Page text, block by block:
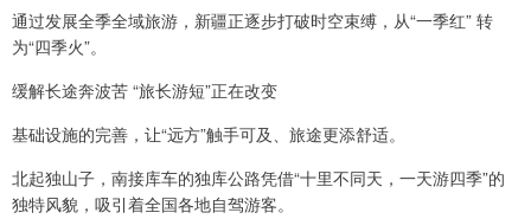
通过发展全季全域旅游，新疆正逐步打破时空束缚，从“一季红” 转
为“四季火”。
缓解长途奔波苦 “旅长游短”正在改变
基础设施的完善，让“远方”触手可及、旅途更添舒适。
北起独山子，南接库车的独库公路凭借“十里不同天，一天游四季”的
独特风貌，吸引着全国各地自驾游客。